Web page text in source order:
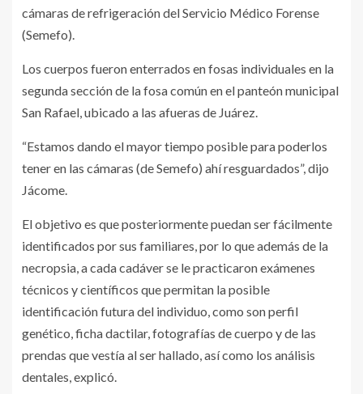
cámaras de refrigeración del Servicio Médico Forense
(Semefo).
Los cuerpos fueron enterrados en fosas individuales en la
segunda sección de la fosa común en el panteón municipal
San Rafael, ubicado a las afueras de Juárez.
“Estamos dando el mayor tiempo posible para poderlos
tener en las cámaras (de Semefo) ahí resguardados”, dijo
Jácome.
El objetivo es que posteriormente puedan ser fácilmente
identificados por sus familiares, por lo que además de la
necropsia, a cada cadáver se le practicaron exámenes
técnicos y científicos que permitan la posible
identificación futura del individuo, como son perfil
genético, ficha dactilar, fotografías de cuerpo y de las
prendas que vestía al ser hallado, así como los análisis
dentales, explicó.